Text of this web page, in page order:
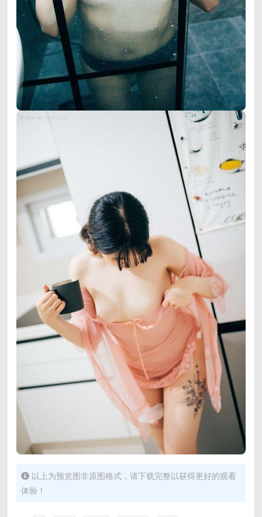
以上为预览图非原图格式，请下载完整以获得更好的观看
体验！